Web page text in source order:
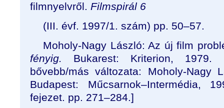
filmnyelvről. Filmspirál 6
(III. évf. 1997/1. szám) pp. 50–57.
Moholy-Nagy László: Az új film
fényig. Bukarest: Kriterion, 1979.
bővebb/más változata: Moholy-Nagy
Budapest: Műcsarnok–Intermédia,
fejezet. pp. 271–284.]